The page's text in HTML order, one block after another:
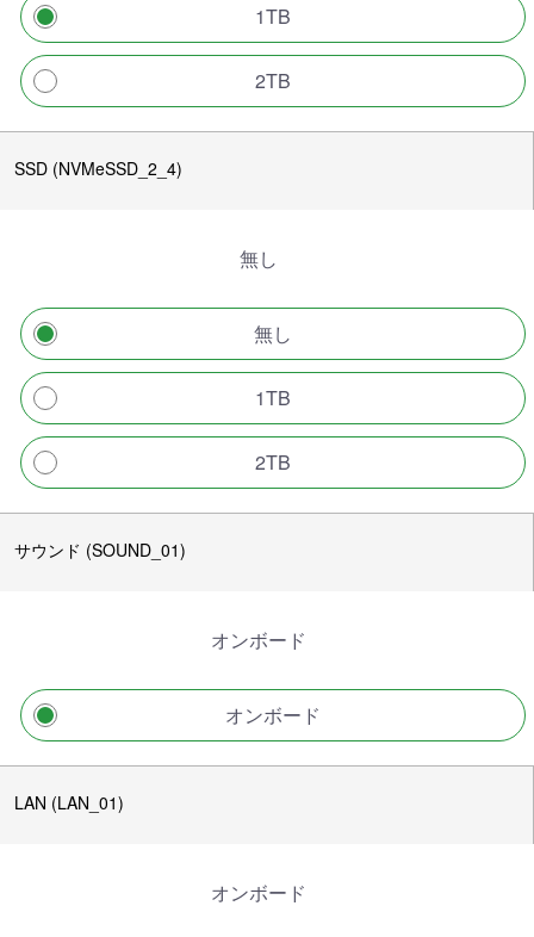
1TB
2TB
SSD (NVMeSSD_2_4)
無し
無し
1TB
2TB
サウンド (SOUND_01)
オンボード
オンボード
LAN (LAN_01)
オンボード